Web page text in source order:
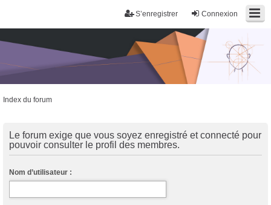
Connexion
S’enregistrer
Index du forum
Le forum exige que vous soyez enregistré et connecté pour
pouvoir consulter le profil des membres.
Nom d’utilisateur :